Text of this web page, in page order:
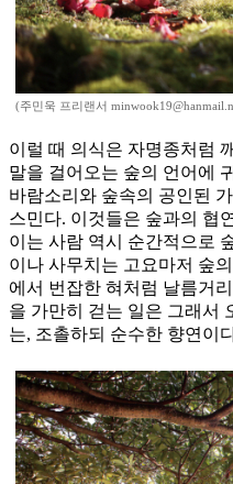
(주민욱 프리랜서
이럴 때 의식은 자명종처럼
말을 걸어오는 숲의 언어에
바람소리와 숲속의 공인된
스민다. 이것들은 숲과의 협
이는 사람 역시 순간적으로
이나 사무치는 고요마저 숲
에서 번잡한 혀처럼 날름거
을 가만히 걷는 일은 그래서
는, 조촐하되 순수한 향연이